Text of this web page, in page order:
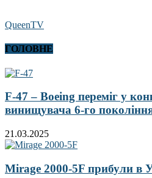
QueenTV
ГОЛОВНЕ
F-47 – Boeing переміг у
винищувача 6-го
21.03.2025
Mirage 2000-5F прибули в